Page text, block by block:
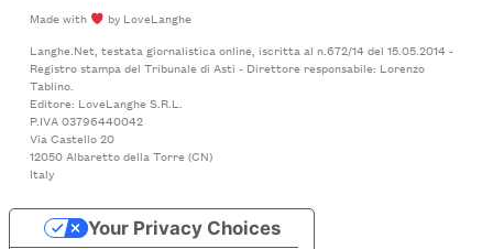
Made with
by LoveLanghe
Langhe.Net, testata giornalistica online, iscritta al n.672/14 del 15.05.2014 -
Registro stampa del Tribunale di Asti - Direttore responsabile: Lorenzo
Tablino.
Editore: LoveLanghe S.R.L.
P.IVA 03796440042
Via Castello 20
12050 Albaretto della Torre (CN)
Italy
Your Privacy Choices